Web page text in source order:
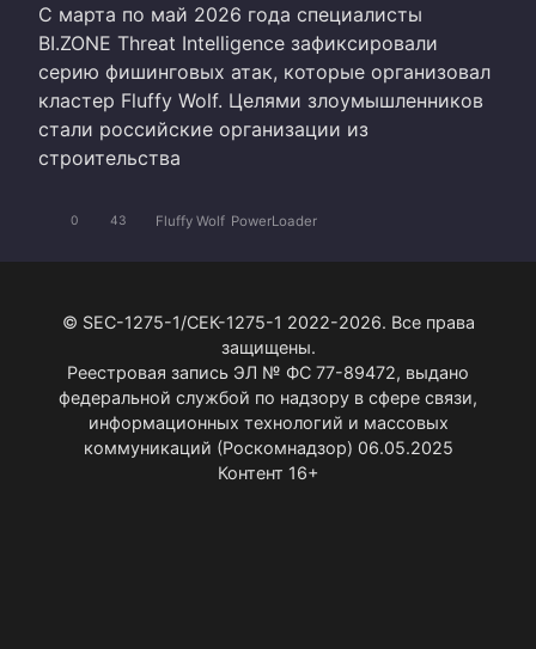
С марта по май 2026 года специалисты
BI.ZONE Threat Intelligence зафиксировали
серию фишинговых атак, которые организовал
кластер Fluffy Wolf. Целями злоумышленников
стали российские организации из
строительства
0 43 Fluffy Wolf PowerLoader
© SEC-1275-1/СЕК-1275-1 2022-2026. Все права
защищены.
Реестровая запись ЭЛ № ФС 77-89472, выдано
федеральной службой по надзору в сфере связи,
информационных технологий и массовых
коммуникаций (Роскомнадзор) 06.05.2025
Контент 16+